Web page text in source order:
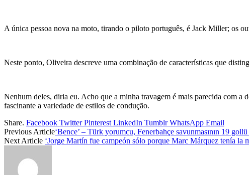
A única pessoa nova na moto, tirando o piloto português, é Jack Miller; os
Neste ponto, Oliveira descreve uma combinação de características que
Nenhum deles, diria eu. Acho que a minha travagem é mais parecida com
fascinante a variedade de estilos de condução.
Share. Facebook Twitter Pinterest LinkedIn Tumblr WhatsApp Email
Previous Article‘Bence’ – Türk yorumcu, Fenerbahçe savunmasının 19
Next Article ‘Jorge Martín fue campeón sólo porque Marc Márquez tenía la